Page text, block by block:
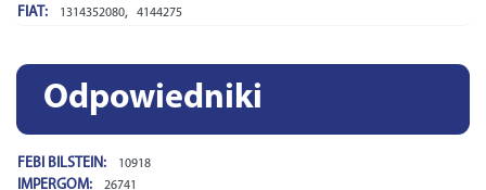
FIAT: 1314352080, 4144275
Odpowiedniki
FEBI BILSTEIN: 10918
IMPERGOM: 26741